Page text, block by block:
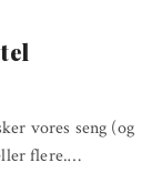
vores seng (og
flere.…